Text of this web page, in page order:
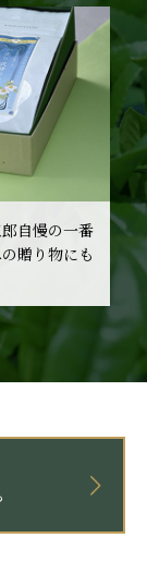
自慢の一番
贈り物にも